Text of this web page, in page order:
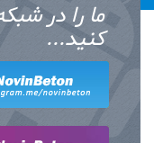
ما را در
کنید...